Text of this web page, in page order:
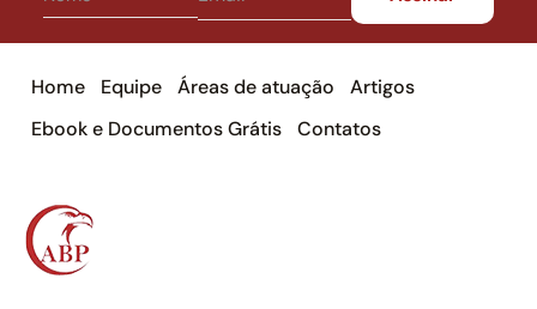
Home Equipe Áreas de atuação
Artigos
Ebook e Documentos Grátis
Contatos